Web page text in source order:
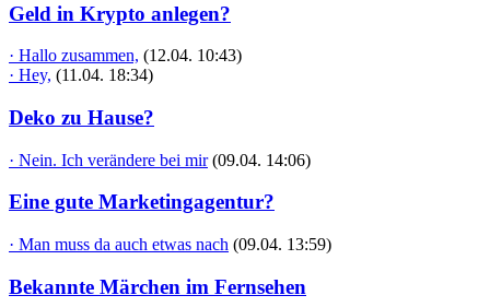
Geld in Krypto anlegen?
· Hallo zusammen, (12.04. 10:43)
· Hey, (11.04. 18:34)
Deko zu Hause?
· Nein. Ich verändere bei mir (09.04. 14:06)
Eine gute Marketingagentur?
· Man muss da auch etwas nach (09.04. 13:59)
Bekannte Märchen im Fernsehen